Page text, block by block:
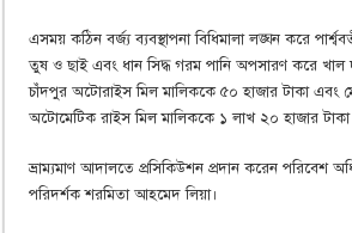
এসময় কঠিন বর্জ্য ব্যবস্থাপনা বিধিমালা লঙ্ঘন করে
তুষ ও ছাই এবং ধান সিদ্ধ গরম পানি অপসারণ করে খাল
চাঁদপুর অটোরাইস মিল মালিককে ৫০ হাজার টাকা এবং
অটোমেটিক রাইস মিল মালিককে ১ লাখ ২০ হাজার টাকা
ভ্রাম্যমাণ আদালতে প্রসিকিউশন প্রদান করেন পরিবেশ
পরিদর্শক শরমিতা আহমেদ লিয়া।